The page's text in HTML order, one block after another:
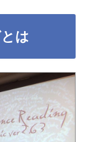
は